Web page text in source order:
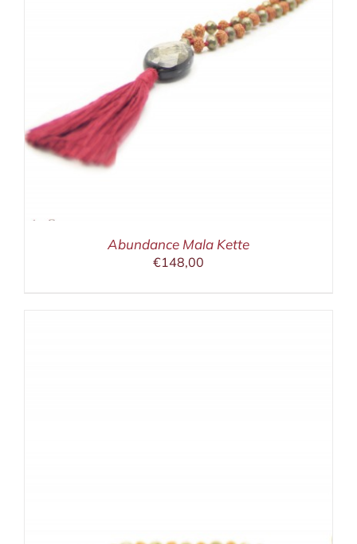
Abundance Mala Kette
€148,00